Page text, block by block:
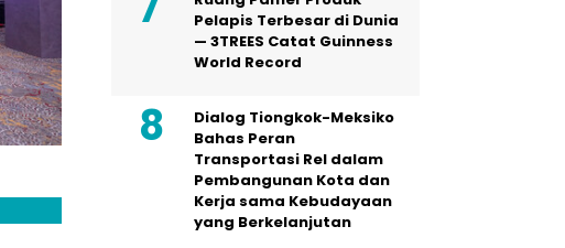
Pelapis Terbesar di Dunia
— 3TREES Catat Guinness
World Record
Dialog Tiongkok-Meksiko
Bahas Peran
Transportasi Rel dalam
Pembangunan Kota dan
Kerja sama Kebudayaan
yang Berkelanjutan